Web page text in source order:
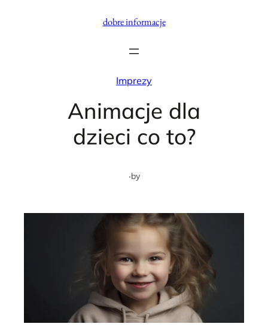
dobre informacje
Imprezy
Animacje dla
dzieci co to?
·by